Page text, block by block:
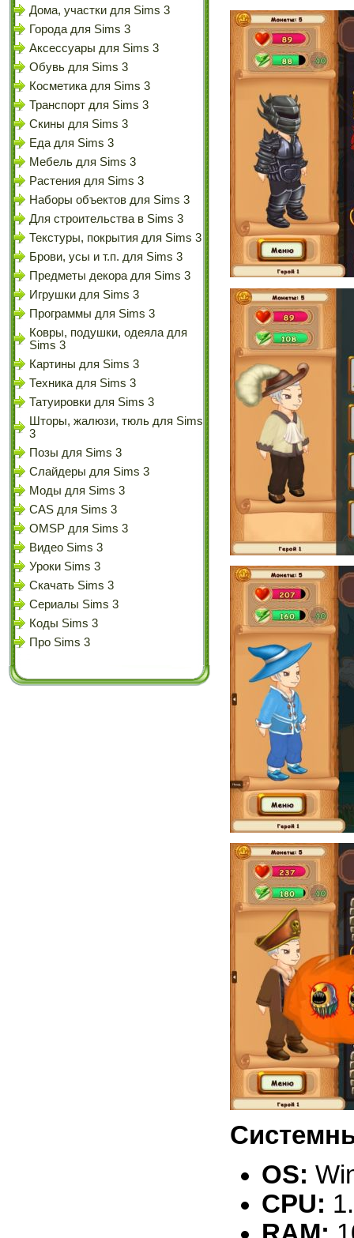
Дома, участки для Sims 3
Города для Sims 3
Аксессуары для Sims 3
Обувь для Sims 3
Косметика для Sims 3
Транспорт для Sims 3
Скины для Sims 3
Еда для Sims 3
Мебель для Sims 3
Растения для Sims 3
Наборы объектов для Sims 3
Для строительства в Sims 3
Текстуры, покрытия для Sims 3
Брови, усы и т.п. для Sims 3
Предметы декора для Sims 3
Игрушки для Sims 3
Программы для Sims 3
Ковры, подушки, одеяла для
Sims 3
Картины для Sims 3
Техника для Sims 3
Татуировки для Sims 3
Шторы, жалюзи, тюль для Sims
3
Позы для Sims 3
Слайдеры для Sims 3
Моды для Sims 3
CAS для Sims 3
OMSP для Sims 3
Видео Sims 3
Уроки Sims 3
Скачать Sims 3
Сериалы Sims 3
Коды Sims 3
Про Sims 3
OS:
CPU: